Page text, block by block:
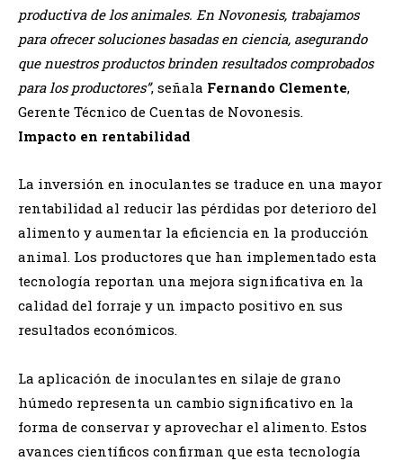
productiva de los animales. En Novonesis, trabajamos
para ofrecer soluciones basadas en ciencia, asegurando
que nuestros productos brinden resultados comprobados
para los productores”, señala Fernando Clemente,
Gerente Técnico de Cuentas de Novonesis.
Impacto en rentabilidad
La inversión en inoculantes se traduce en una mayor
rentabilidad al reducir las pérdidas por deterioro del
alimento y aumentar la eficiencia en la producción
animal. Los productores que han implementado esta
tecnología reportan una mejora significativa en la
calidad del forraje y un impacto positivo en sus
resultados económicos.
La aplicación de inoculantes en silaje de grano
húmedo representa un cambio significativo en la
forma de conservar y aprovechar el alimento. Estos
avances científicos confirman que esta tecnología